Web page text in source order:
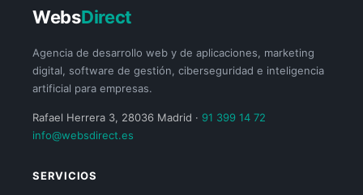
WebsDirect
Agencia de desarrollo web y de aplicaciones, marketing
digital, software de gestión, ciberseguridad e inteligencia
artificial para empresas.
Rafael Herrera 3, 28036 Madrid · 91 399 14 72
info@websdirect.es
SERVICIOS